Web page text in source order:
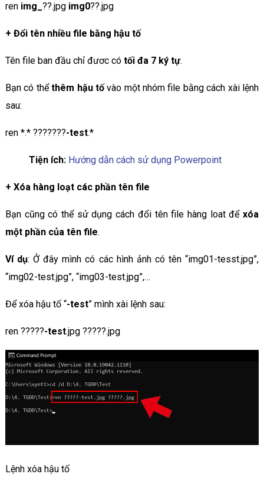
ren img_ ??.jpg img0??.jpg
+ Đổi tên nhiều file bằng hậu tố
Tên file ban đầu chỉ đươc cótối đa 7 ký tự.
Bạn có thểthêm hậu tốvào một nhóm file bằng cách xài lệnh
sau:
ren *.* ???????-test.*
Tiện ích: Hướng dẫn cách sử dụng Powerpoint
+ Xóa hàng loạt các phần tên file
Bạn cũng có thể sử dụng cách đổi tên file hàng loat đểxóa
một phần của tên file.
Ví dụ: Ở đây mình có các hình ảnh có tên “img01-tesst.jpg”,
“img02-test.jpg”, “img03-test.jpg”,…
Để xóa hậu tố “-test” mình xài lệnh sau:
ren ?????-test.jpg ?????.jpg
Lệnh xóa hậu tố